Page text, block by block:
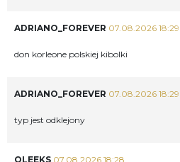
ADRIANO_FOREVER 07.08.2026 18:29
don korleone polskiej kibolki
ADRIANO_FOREVER 07.08.2026 18:29
typ jest odklejony
OLEEKS 07.08.2026 18:28